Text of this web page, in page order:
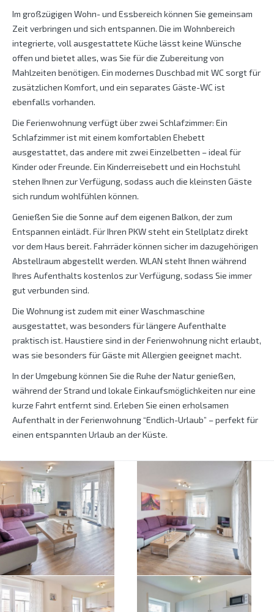
Im großzügigen Wohn- und Essbereich können Sie gemeinsam
Zeit verbringen und sich entspannen. Die im Wohnbereich
integrierte, voll ausgestattete Küche lässt keine Wünsche
offen und bietet alles, was Sie für die Zubereitung von
Mahlzeiten benötigen. Ein modernes Duschbad mit WC sorgt für
zusätzlichen Komfort, und ein separates Gäste-WC ist
ebenfalls vorhanden.
Die Ferienwohnung verfügt über zwei Schlafzimmer: Ein
Schlafzimmer ist mit einem komfortablen Ehebett
ausgestattet, das andere mit zwei Einzelbetten – ideal für
Kinder oder Freunde. Ein Kinderreisebett und ein Hochstuhl
stehen Ihnen zur Verfügung, sodass auch die kleinsten Gäste
sich rundum wohlfühlen können.
Genießen Sie die Sonne auf dem eigenen Balkon, der zum
Entspannen einlädt. Für Ihren PKW steht ein Stellplatz direkt
vor dem Haus bereit. Fahrräder können sicher im dazugehörigen
Abstellraum abgestellt werden. WLAN steht Ihnen während
Ihres Aufenthalts kostenlos zur Verfügung, sodass Sie immer
gut verbunden sind.
Die Wohnung ist zudem mit einer Waschmaschine
ausgestattet, was besonders für längere Aufenthalte
praktisch ist. Haustiere sind in der Ferienwohnung nicht erlaubt,
was sie besonders für Gäste mit Allergien geeignet macht.
In der Umgebung können Sie die Ruhe der Natur genießen,
während der Strand und lokale Einkaufsmöglichkeiten nur eine
kurze Fahrt entfernt sind. Erleben Sie einen erholsamen
Aufenthalt in der Ferienwohnung “Endlich-Urlaub” – perfekt für
einen entspannten Urlaub an der Küste.